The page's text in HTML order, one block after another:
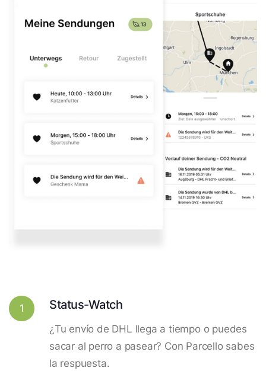
1 Status-Watch
¿Tu envío de DHL llega a tiempo o puedes
sacar al perro a pasear? Con Parcello sabes
la respuesta.